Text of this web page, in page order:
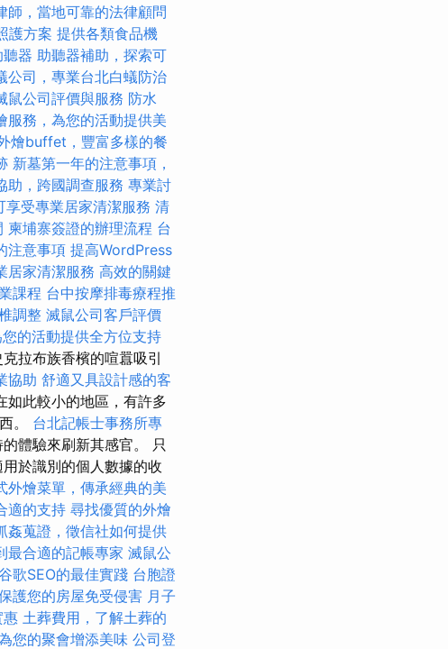
師，當地可靠的法律顧問
護方案 提供各類食品機
器 助聽器補助，探索可
公司，專業台北白蟻防治
鼠公司評價與服務 防水
服務，為您的活動提供美
燴buffet，豐富多樣的餐
新墓第一年的注意事項，
助，跨國調查服務 專業討
受專業居家清潔服務 清
柬埔寨簽證的辦理流程 台
注意事項 提高WordPress
居家清潔服務 高效的關鍵
課程 台中按摩排毒療程推
調整 滅鼠公司客戶評價
的活動提供全方位支持
拉布族香檳的喧囂吸引
協助 舒適又具設計感的客
如此較小的地區，有許多
。 台北記帳士事務所專
體驗來刷新其感官。 只
於識別的個人數據的收
外燴菜單，傳承經典的美
適的支持 尋找優質的外燴
姦蒐證，徵信社如何提供
最合適的記帳專家 滅鼠公
歌SEO的最佳實踐 台胞證
護您的房屋免受侵害 月子
惠 土葬費用，了解土葬的
您的聚會增添美味 公司登